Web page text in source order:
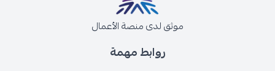
روابط مهمة
موثق لدى منصة الأعمال